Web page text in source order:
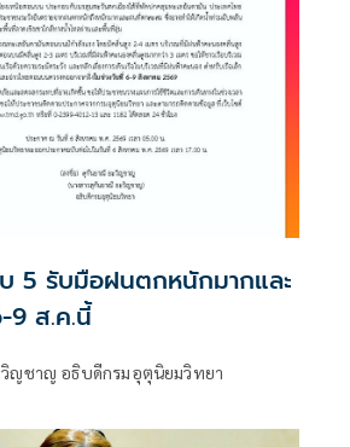
5 รับมือฝนตกหนักมากและ
9 ส.ค.นี้
วิญชาญ อธิบดีกรมอุตุนิยมวิทยา